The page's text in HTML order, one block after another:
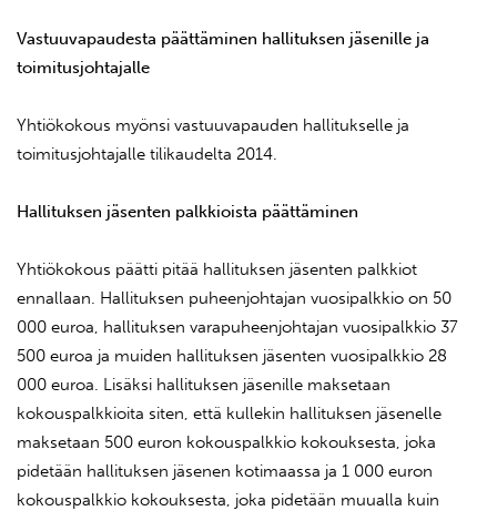
Vastuuvapaudesta päättäminen hallituksen jäsenille ja
toimitusjohtajalle
Yhtiökokous myönsi vastuuvapauden hallitukselle ja
toimitusjohtajalle tilikaudelta 2014.
Hallituksen jäsenten palkkioista päättäminen
Yhtiökokous päätti pitää hallituksen jäsenten palkkiot
ennallaan. Hallituksen puheenjohtajan vuosipalkkio on 50
000 euroa, hallituksen varapuheenjohtajan vuosipalkkio 37
500 euroa ja muiden hallituksen jäsenten vuosipalkkio 28
000 euroa. Lisäksi hallituksen jäsenille maksetaan
kokouspalkkioita siten, että kullekin hallituksen jäsenelle
maksetaan 500 euron kokouspalkkio kokouksesta, joka
pidetään hallituksen jäsenen kotimaassa ja 1 000 euron
kokouspalkkio kokouksesta, joka pidetään muualla kuin